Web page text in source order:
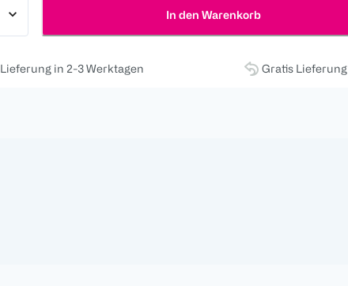
In den Warenkorb
Lieferung in 2-3 Werktagen Gratis